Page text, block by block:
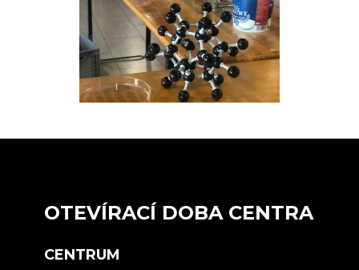
OTEVÍRACÍ DOBA CENTRA
CENTRUM